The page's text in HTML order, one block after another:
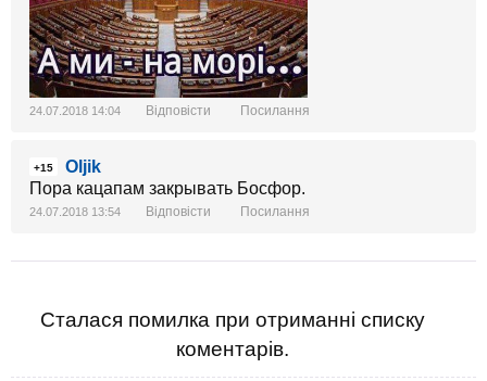
24.07.2018 14:04 Відповісти Посилання
+15
Oljik
Пора кацапам закрывать Босфор.
24.07.2018 13:54 Відповісти Посилання
Сталася помилка при отриманні списку
коментарів.